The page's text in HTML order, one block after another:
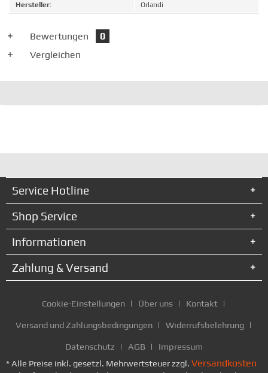
Hersteller:
Orlandi
Bewertungen
0
Vergleichen
Service Hotline
Shop Service
Informationen
Zahlung & Versand
Cookie-Einstellungen Über uns Kontakt
Versand und Zahlungsbedingungen Widerrufsbelehrung
Datenschutz AGB
Impressum
* Alle Preise inkl. gesetzl. Mehrwertsteuer zzgl. Versandkosten